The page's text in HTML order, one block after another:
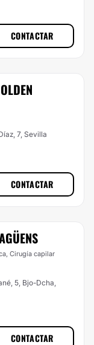
CONTACTAR
7, Sevilla
CONTACTAR
Cirugía capilar
5, Bjo-Dcha,
CONTACTAR